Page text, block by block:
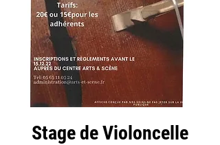
Stage de Violoncelle